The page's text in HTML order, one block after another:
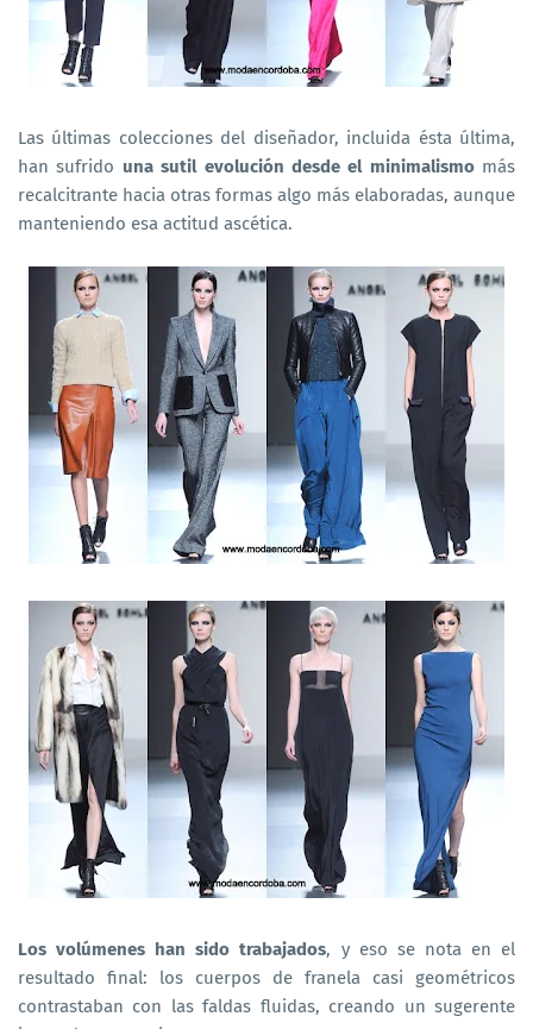
Las últimas colecciones del diseñador, incluida ésta última,
han sufrido una sutil evolución desde el minimalismo más
recalcitrante hacia otras formas algo más elaboradas, aunque
manteniendo esa actitud ascética.
Los volúmenes han sido trabajados, y eso se nota en el
resultado final: los cuerpos de franela casi geométricos
contrastaban con las faldas fluidas, creando un sugerente